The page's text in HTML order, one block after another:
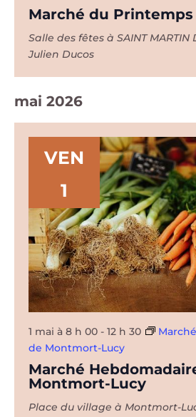
Marché du Printemps
Salle des fêtes à SAINT MARTIN
Julien Ducos
mai 2026
VEN
1
Marché
Montmort-Lucy
1 mai à 8 h 00- 12 h 30
de Montmort-Lucy
Place du village à Montmort-